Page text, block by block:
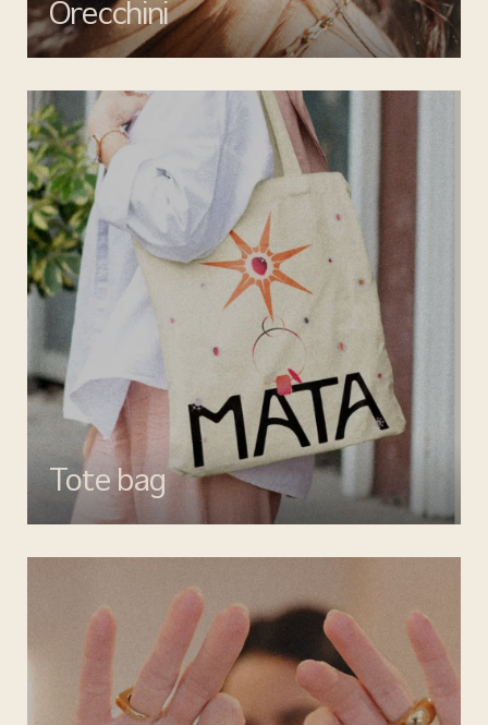
Orecchini
Valorizza ogni outfit con gli orecchini di Mata gioielli: creazioni
Tote bag
Esalta il tuo look con gli accessori MATA, dettagli di stile per ogni